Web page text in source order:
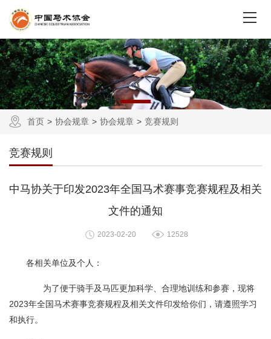
首页 协会规章 协会规章 竞赛规则
竞赛规则
中马协关于印发2023年全国马术赛事竞赛规程及相关
文件的通知
2023-02-20 12528
各相关单位及个人：
为了便于骑手及马匹更加科学、合理地训练和参赛，现将
2023年全国马术赛事竞赛规程及相关文件印发给你们，请遵照学习
和执行。